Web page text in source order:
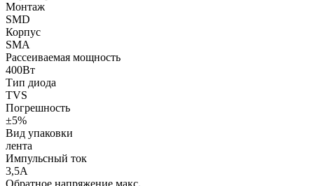
Монтаж
SMD
Корпус
SMA
Рассеиваемая мощность
400Вт
Тип диода
TVS
Погрешность
±5%
Вид упаковки
лента
Импульсный ток
3,5А
Обратное напряжение макс.